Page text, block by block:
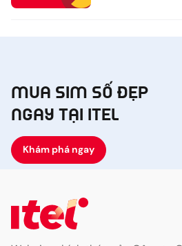
MUA SIM SỐ ĐẸP
NGAY TẠI ITEL
Khám phá ngay